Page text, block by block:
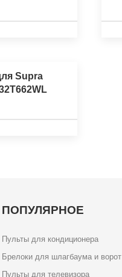
Supra
ПОПУЛЯРНОЕ
Пульты для кондиционера
Брелоки для шлагбаума и ворот
Пульты для телевизора